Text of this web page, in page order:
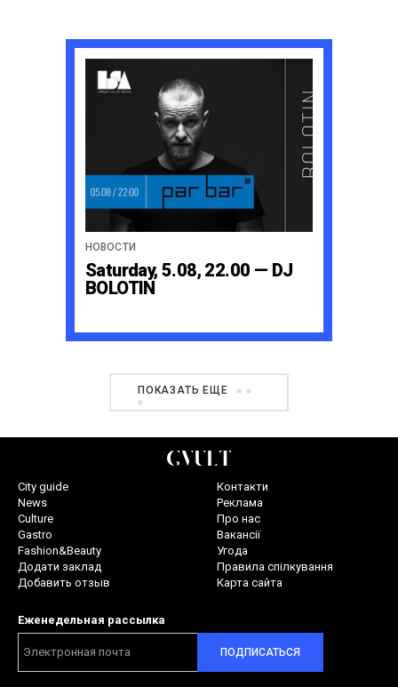
НОВОСТИ
Saturday, 5.08, 22.00 — DJ
BOLOTIN
ПОКАЗАТЬ ЕЩЕ
City guide
News
Culture
Gastro
Fashion&Beauty
Додати заклад
Добавить отзыв
Контакти
Реклама
Про нас
Вакансії
Угода
Правила спілкування
Карта сайта
Еженедельная рассылка
ПОДПИСАТЬСЯ